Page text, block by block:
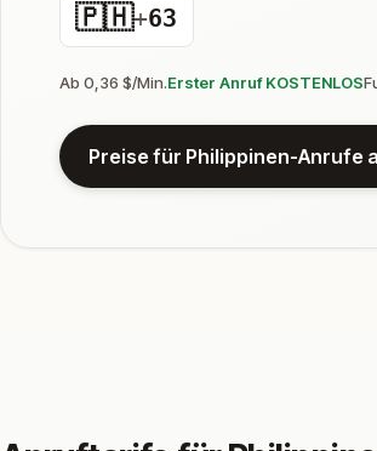
🇵🇭+63
Ab 0,36 $/Min.Erster Anruf KOSTENLOS
Preise für Philippinen-Anrufe